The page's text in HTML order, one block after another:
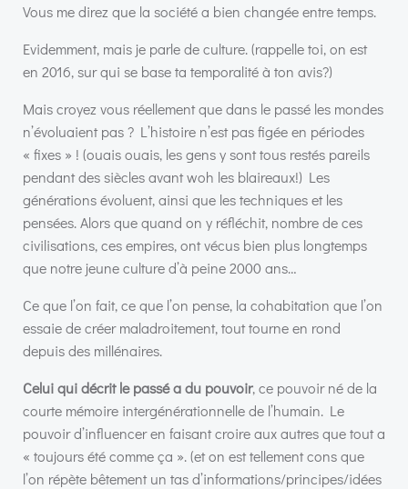
Vous me direz que la société a bien changée entre temps.
Evidemment, mais je parle de culture. (rappelle toi, on est
en 2016, sur qui se base ta temporalité à ton avis?)
Mais croyez vous réellement que dans le passé les mondes
n’évoluaient pas ? L’histoire n’est pas figée en périodes
« fixes » ! (ouais ouais, les gens y sont tous restés pareils
pendant des siècles avant woh les blaireaux!) Les
générations évoluent, ainsi que les techniques et les
pensées. Alors que quand on y réfléchit, nombre de ces
civilisations, ces empires, ont vécus bien plus longtemps
que notre jeune culture d’à peine 2000 ans…
Ce que l’on fait, ce que l’on pense, la cohabitation que l’on
essaie de créer maladroitement, tout tourne en rond
depuis des millénaires.
Celui qui décrit le passé a du pouvoir, ce pouvoir né de la
courte mémoire intergénérationnelle de l’humain. Le
pouvoir d’influencer en faisant croire aux autres que tout a
« toujours été comme ça ». (et on est tellement cons que
l’on répète bêtement un tas d’informations/principes/idées